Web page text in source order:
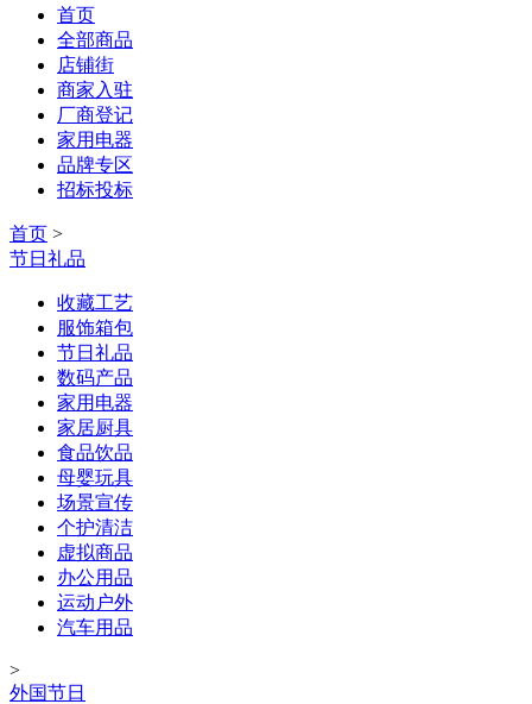
首页
全部商品
店铺街
商家入驻
厂商登记
家用电器
品牌专区
招标投标
首页 >
节日礼品
收藏工艺
服饰箱包
节日礼品
数码产品
家用电器
家居厨具
食品饮品
母婴玩具
场景宣传
个护清洁
虚拟商品
办公用品
运动户外
汽车用品
>
外国节日